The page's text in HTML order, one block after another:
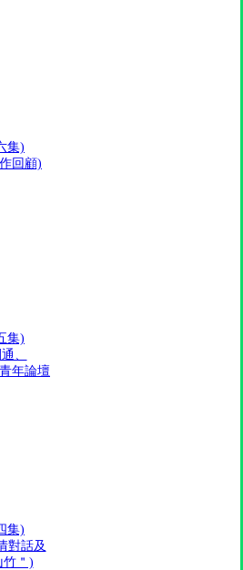
集)
回顧)
集)
、
年論壇
集)
對話及
竹＂)